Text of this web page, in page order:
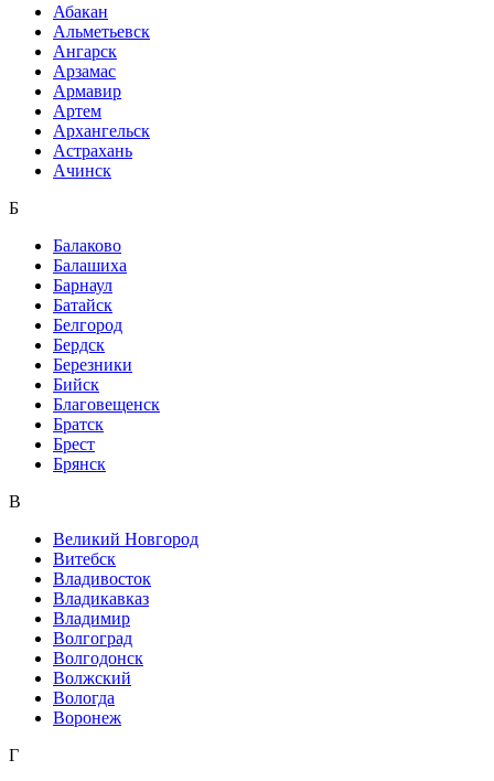
Абакан
Альметьевск
Ангарск
Арзамас
Армавир
Артем
Архангельск
Астрахань
Ачинск
Б
Балаково
Балашиха
Барнаул
Батайск
Белгород
Бердск
Березники
Бийск
Благовещенск
Братск
Брест
Брянск
В
Великий Новгород
Витебск
Владивосток
Владикавказ
Владимир
Волгоград
Волгодонск
Волжский
Вологда
Воронеж
Г